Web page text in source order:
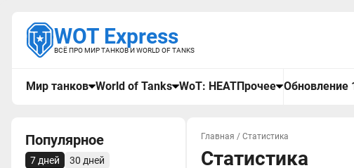
WOT Express
ВСЁ ПРО МИР ТАНКОВ И WORLD OF TANKS
Мир танков World of Tanks WoT: HEATПрочее Обновление
Популярное
7 дней 30 дней
Главная / Статистика
Статистика